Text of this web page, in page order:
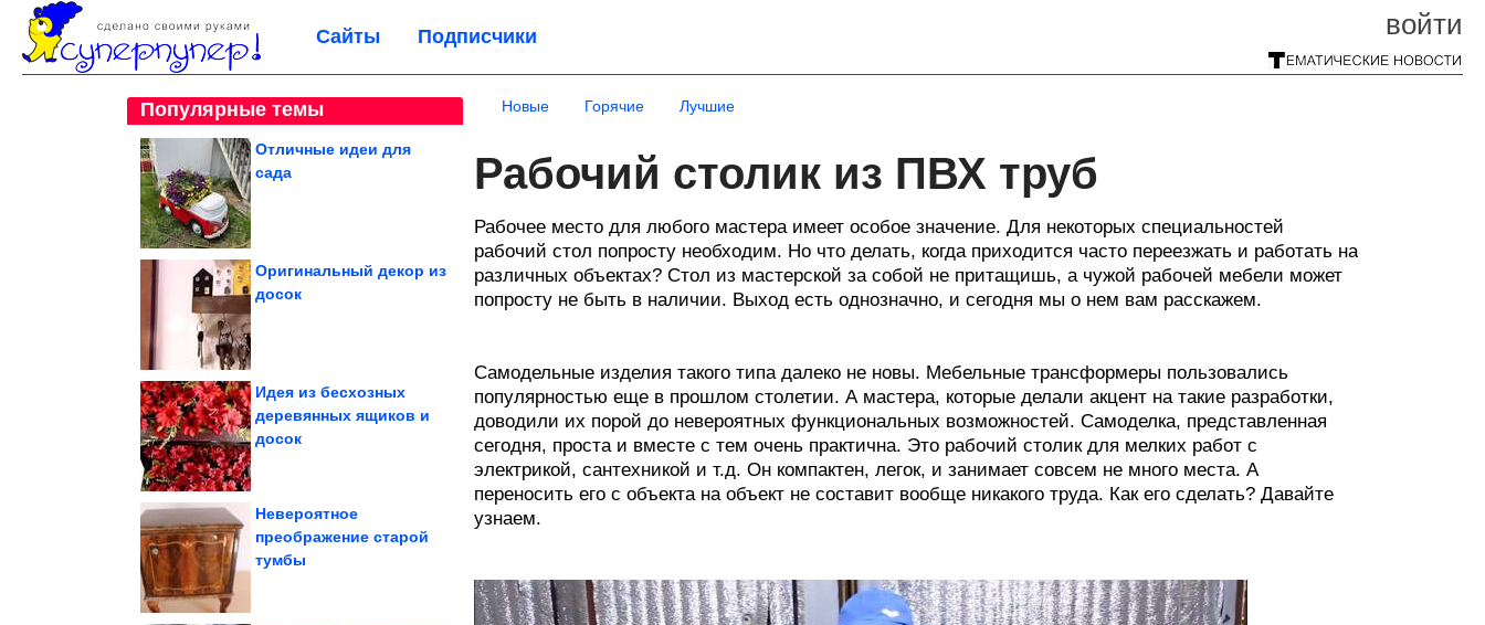
войти
Сайты Подписчики
Популярные темы
Отличные идеи для
сада
Оригинальный декор из
досок
Идея из бесхозных
деревянных ящиков и
досок
Невероятное
преображение старой
тумбы
Новые Горячие Лучшие
Рабочий столик из ПВХ труб
Рабочее место для любого мастера имеет особое значение. Для некоторых специальностей
рабочий стол попросту необходим. Но что делать, когда приходится часто переезжать и работать на
различных объектах? Стол из мастерской за собой не притащишь, а чужой рабочей мебели может
попросту не быть в наличии. Выход есть однозначно, и сегодня мы о нем вам расскажем.
Самодельные изделия такого типа далеко не новы. Мебельные трансформеры пользовались
популярностью еще в прошлом столетии. А мастера, которые делали акцент на такие разработки,
доводили их порой до невероятных функциональных возможностей. Самоделка, представленная
сегодня, проста и вместе с тем очень практична. Это рабочий столик для мелких работ с
электрикой, сантехникой и т.д. Он компактен, легок, и занимает совсем не много места. А
переносить его с объекта на объект не составит вообще никакого труда. Как его сделать? Давайте
узнаем.